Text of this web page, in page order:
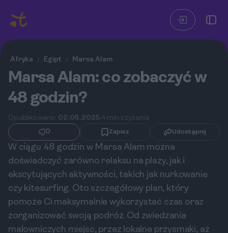
Afryka / Egipt / Marsa Alam
Marsa Alam: co zobaczyć w
48 godzin?
Opublikowano: 02.08.2025 4 min czytania
0
Zapisz Udostępnij
W ciągu 48 godzin w Marsa Alam można
doświadczyć zarówno relaksu na plaży, jak i
ekscytujących aktywności, takich jak nurkowanie
czy kitesurfing. Oto szczegółowy plan, który
pomoże Ci maksymalnie wykorzystać czas oraz
zorganizować swoją podróż. Od zwiedzania
malowniczych miejsc, przez lokalne przysmaki, aż